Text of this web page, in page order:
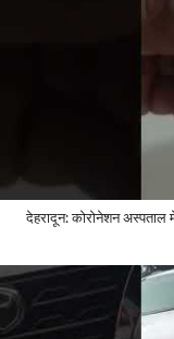
देहरादून: कोरोनेशन अस्पताल